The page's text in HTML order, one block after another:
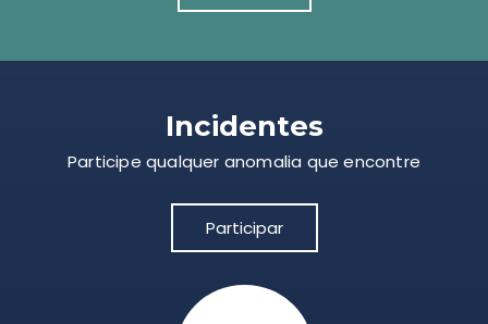
Incidentes
Participe qualquer anomalia que encontre
Participar